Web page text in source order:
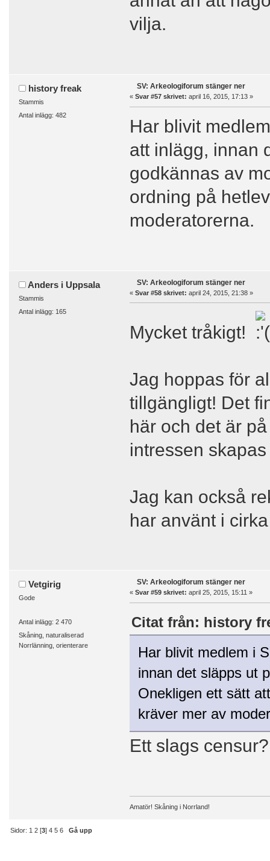
vilja.
history freak
Stammis
Antal inlägg: 482
SV: Arkeologiforum stänger ner
« Svar #57 skrivet: april 16, 2015, 17:13 »
Har blivit
att inlägg, innan
godkännas av
ordning på
moderatorerna.
Anders i Uppsala
Stammis
Antal inlägg: 165
SV: Arkeologiforum stänger ner
« Svar #58 skrivet: april 24, 2015, 21:38 »
Mycket tråkigt!
Jag hoppas för
tillgängligt! Det
här och det är
intressen
Jag kan också
har använt i
Vetgirig
Gode
Antal inlägg: 2 470
Skåning, naturaliserad
Norrlänning, orienterare
SV: Arkeologiforum stänger ner
« Svar #59 skrivet: april 25, 2015, 15:11 »
Citat från: history
Har blivit medlem i
innan det släpps ut
Onekligen ett sätt
kräver mer av
Ett slags
Amatör! Skåning i Norrland!
Sidor: 1 2 [3]4 5 6 Gå upp